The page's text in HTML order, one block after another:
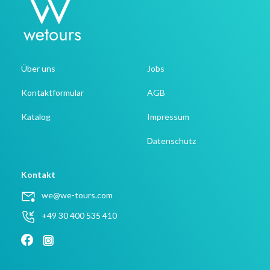
Über uns
Kontaktformular
Katalog
Jobs
AGB
Impressum
Datenschutz
Kontakt
we@we-tours.com
+49 30 400 535 410